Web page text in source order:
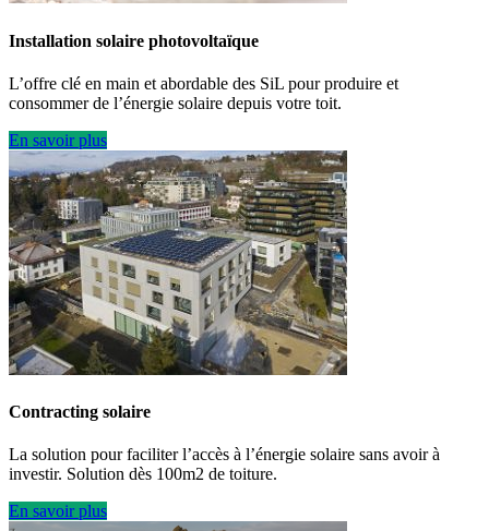
Installation solaire photovoltaïque
L’offre clé en main et abordable des SiL pour produire et
consommer de l’énergie solaire depuis votre toit.
En savoir plus
Contracting solaire
La solution pour faciliter l’accès à l’énergie solaire sans avoir à
investir. Solution dès 100m2 de toiture.
En savoir plus